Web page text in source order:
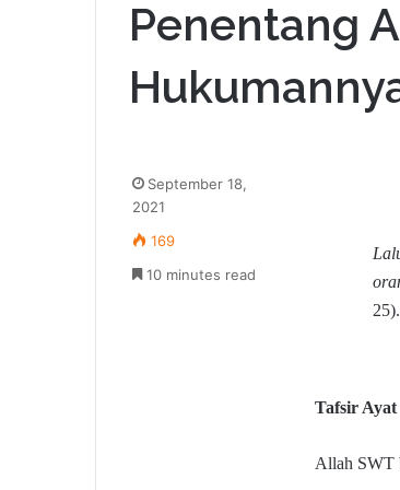
Penentang
25).
Tafsir Ayat
Allah SWT
September 18,
2021
169
10 minutes read